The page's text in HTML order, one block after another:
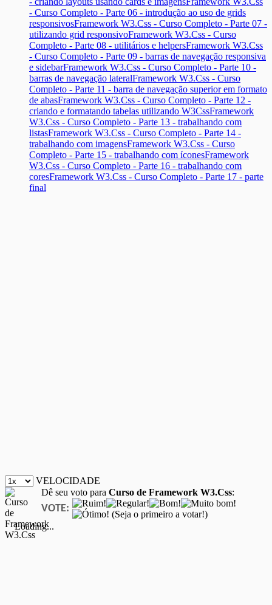
- Curso Completo - Parte 06 - introdução ao uso de grids
responsivosFramework W3.Css - Curso Completo - Parte 07 -
utilizando grid responsivoFramework W3.Css - Curso
Completo - Parte 08 - utilitários e helpersFramework W3.Css
- Curso Completo - Parte 09 - barras de navegação responsiva
e sidebarFramework W3.Css - Curso Completo - Parte 10 -
barras de navegação lateralFramework W3.Css - Curso
Completo - Parte 11 - barra de navegação superior em formato
de abasFramework W3.Css - Curso Completo - Parte 12 -
criando e formatando tabelas utilizando W3CssFramework
W3.Css - Curso Completo - Parte 13 - trabalhando com
listasFramework W3.Css - Curso Completo - Parte 14 -
trabalhando com imagensFramework W3.Css - Curso
Completo - Parte 15 - trabalhando com íconesFramework
W3.Css - Curso Completo - Parte 16 - trabalhando com
coresFramework W3.Css - Curso Completo - Parte 17 - parte
final
VELOCIDADE
Dê seu voto para Curso de Framework W3.Css:
VOTE:
(Seja o primeiro a votar!)
Loading...